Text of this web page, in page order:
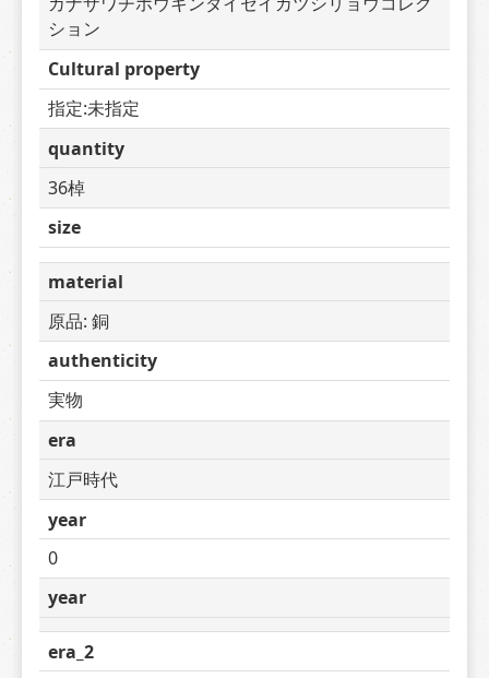
ション
Cultural property
指定:未指定
quantity
36棹
size
material
原品: 銅
authenticity
実物
era
江戸時代
year
0
year
era_2